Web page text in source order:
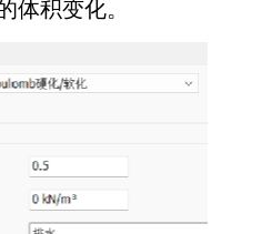
体积变化。